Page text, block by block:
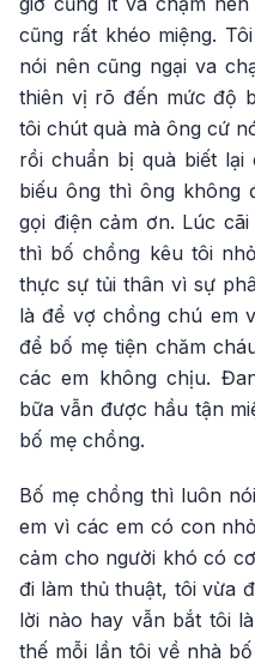
cũng rất khéo miệng.
nói nên cũng ngại va
thiên vị rõ đến mức độ
tôi chút quà mà ông cứ
rồi chuẩn bị quà biết
biếu ông thì ông không
gọi điện cảm ơn. Lúc
thì bố chồng kêu tôi
thực sự tủi thân vì sự
là để vợ chồng chú em
để bố mẹ tiện chăm
các em không chịu.
bữa vẫn được hầu tận
bố mẹ chồng.
Bố mẹ chồng thì luôn
em vì các em có con
cảm cho người khó có
đi làm thủ thuật, tôi vừa
lời nào hay vẫn bắt tôi
thế mỗi lần tôi về nhà